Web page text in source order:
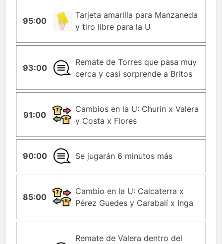
95:00
TARJETA-
AMARILLA
Tarjeta amarilla para Manzaneda
y tiro libre para la U
93:00GENERAL
Remate de Torres que pasa muy
cerca y casi sorprende a Britos
91:00
CAMBIO-
JUGADOR
Cambios en la U: Churin x Valera
y Costa x Flores
90:00GENERALSe jugarán 6 minutos más
85:00
CAMBIO-
JUGADOR
Cambio en la U: Calcaterra x
Pérez Guedes y Carabalí x Inga
Remate de Valera dentro del